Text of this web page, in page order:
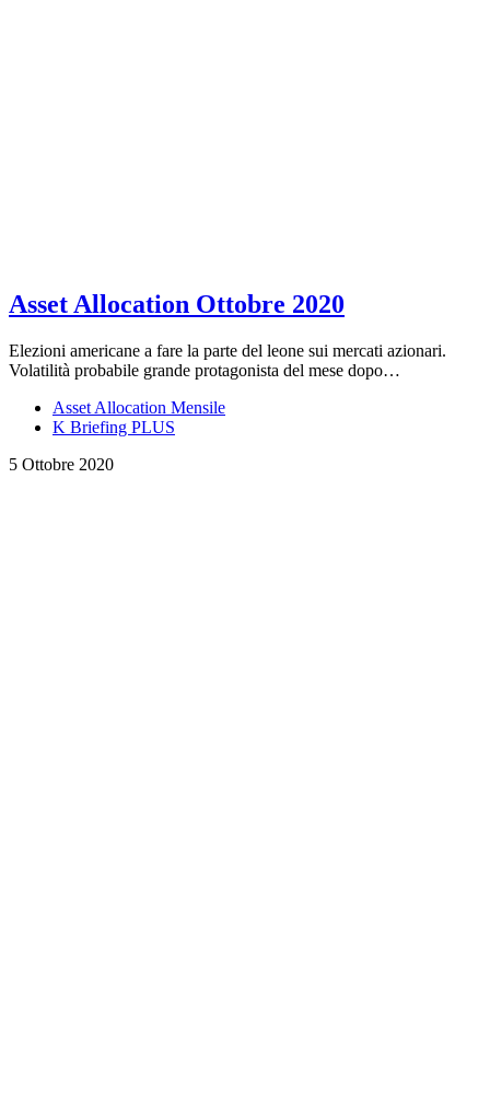
Asset Allocation Ottobre 2020
Elezioni americane a fare la parte del leone sui mercati azionari.
Volatilità probabile grande protagonista del mese dopo…
Asset Allocation Mensile
K Briefing PLUS
5 Ottobre 2020